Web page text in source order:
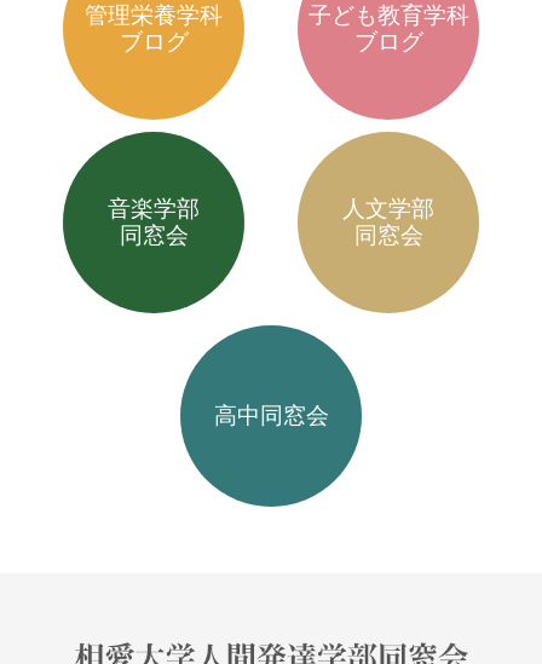
管理栄養学科
ブログ
子ども教育学科
ブログ
音楽学部
同窓会
人文学部
同窓会
高中同窓会